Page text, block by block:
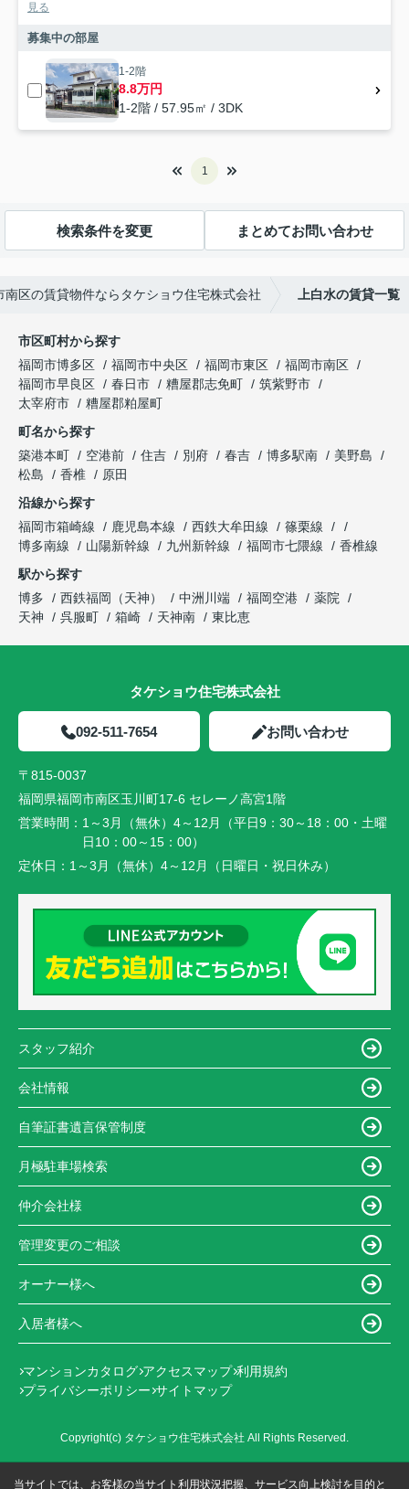
見る
募集中の部屋
1-2階
8.8万円
1-2階 / 57.95㎡ / 3DK
1
検索条件を変更 まとめてお問い合わせ
南区の賃貸物件ならタケショウ住宅株式会社 上白水の賃貸一覧
市区町村から探す
福岡市博多区
福岡市中央区 福岡市東区
福岡市南区
福岡市早良区
春日市 糟屋郡志免町
筑紫野市
太宰府市
糟屋郡粕屋町
町名から探す
築港本町
空港前 住吉 別府 春吉 博多駅南
美野島
松島
香椎
原田
沿線から探す
福岡市箱崎線
鹿児島本線 西鉄大牟田線
篠栗線
博多南線
山陽新幹線 九州新幹線 福岡市七隈線
香椎線
駅から探す
博多
西鉄福岡（天神） 中洲川端 福岡空港
薬院
天神
呉服町 箱崎 天神南 東比恵
タケショウ住宅株式会社
092-511-7654 お問い合わせ
〒815-0037
福岡県福岡市南区玉川町17-6 セレーノ高宮1階
営業時間： 1～3月（無休）4～12月（平日9：30～18：00・土曜
日10：00～15：00）
定休日： 1～3月（無休）4～12月（日曜日・祝日休み）
スタッフ紹介
会社情報
自筆証書遺言保管制度
月極駐車場検索
仲介会社様
管理変更のご相談
オーナー様へ
入居者様へ
マンションカタログ アクセスマップ 利用規約
プライバシーポリシー サイトマップ
Copyright(c) タケショウ住宅株式会社 All Rights Reserved.
当サイトでは、お客様の当サイト利用状況把握、サービス向上検討を目的と